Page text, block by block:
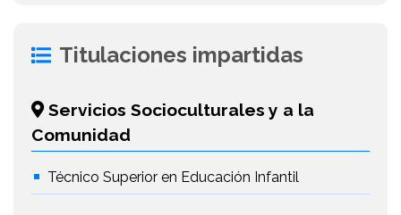
Titulaciones impartidas
Servicios Socioculturales y a la
Comunidad
Técnico Superior en Educación Infantil